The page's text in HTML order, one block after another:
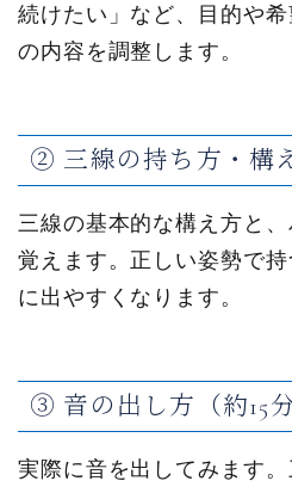
続けたい」など、目的や
の内容を調整します。
② 三線の持ち方・構
三線の基本的な構え方と
覚えます。正しい姿勢で
に出やすくなります。
③ 音の出し方（約15分
実際に音を出してみます。